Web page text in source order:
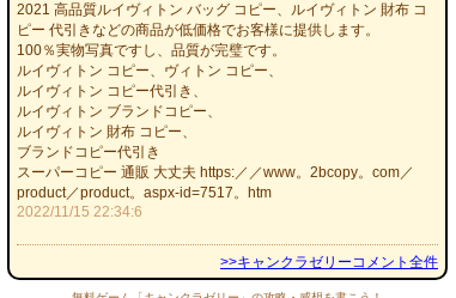
2021 高品質ルイヴィトン バッグ コピー、ルイヴィトン 財布 コ
ピー 代引きなどの商品が低価格でお客様に提供します。
100％実物写真ですし、品質が完璧です。
ルイヴィトン コピー、ヴィトン コピー、
ルイヴィトン コピー代引き、
ルイヴィトン ブランドコピー、
ルイヴィトン 財布 コピー、
ブランドコピー代引き
スーパーコピー 通販 大丈夫 https:／／www。2bcopy。com／
product／product。aspx-id=7517。htm
2022/11/15 22:34:6
>>キャンクラゼリーコメント全件